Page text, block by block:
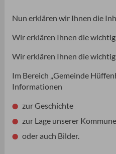
Nun erklären wir Ihnen die
Wir erklären Ihnen die
Wir erklären Ihnen die
Im Bereich „Gemeinde
Informationen
zur Geschichte
zur Lage unserer Kommune
oder auch Bilder.